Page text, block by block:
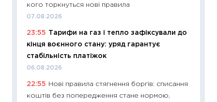
кого торкнуться нові правила
07.08.2026
23:55
Тарифи на газ і тепло зафіксували до
кінця воєнного стану: уряд гарантує
стабільність платіжок
06.08.2026
22:55
Нові правила стягнення боргів: списання
коштів без попередження стане нормою,